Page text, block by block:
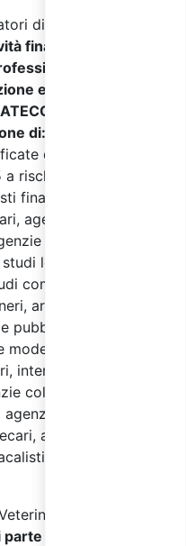
di aziende
finanziarie,
e
e
2007 J, K, L,
di: M75, N80, N81,
dall’Accordo
rischio basso, quali
finanziari, operatori
agenti finanziari,
di stampa,
legali,
commercialisti,
architetti,
pubblicitarie, grafici,
interior
interpreti,
collocamento e
di viaggio,
addetti ai musei,
amministratori
vai al corso:
specifica